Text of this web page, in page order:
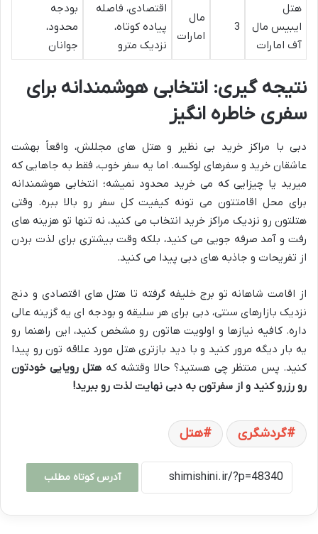
هتل
ایبیس مال
آف امارات
3
مال
امارات
اقتصادی، فاصله
پیاده کوتاه،
نزدیک مترو
بودجه
محدود،
جوانان
نتیجه گیری: انتخابی هوشمندانه برای
سفری خاطره انگیز
دبی با مراکز خرید بی نظیر و هتل های مجللش، واقعاً بهشت
عاشقان خرید و سفرهای لوکسه. اما یه سفر خوب، فقط به جاهایی که
میرید یا چیزایی که می خرید محدود نمیشه؛ انتخابی هوشمندانه
برای محل اقامتتون می تونه کیفیت کل سفر رو بالا ببره. وقتی
هتلتون رو نزدیک مراکز خرید انتخاب می کنید، نه تنها تو هزینه های
رفت و آمد صرفه جویی می کنید، بلکه وقت بیشتری برای لذت بردن
از تفریحات و جاذبه های دبی پیدا می کنید.
از اقامت شاهانه تو برج خلیفه گرفته تا هتل های اقتصادی و دنج
نزدیک بازارهای سنتی، دبی برای هر سلیقه و بودجه ای یه گزینه عالی
داره. کافیه نیازها و اولویت هاتون رو مشخص کنید، این راهنما رو
یه بار دیگه مرور کنید و با دید بازتری هتل مورد علاقه تون رو پیدا
کنید. پس منتظر چی هستید؟ حالا وقتشه که هتل رویایی خودتون
رو رزرو کنید و از سفرتون به دبی نهایت لذت رو ببرید!
گردشگری هتل
آدرس کوتاه مطلب